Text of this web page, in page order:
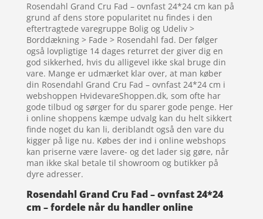
Rosendahl Grand Cru Fad – ovnfast 24*24 cm kan på
grund af dens store popularitet nu findes i den
eftertragtede varegruppe Bolig og Udeliv >
Borddækning > Fade > Rosendahl fad. Der følger
også lovpligtige 14 dages returret der giver dig en
god sikkerhed, hvis du alligevel ikke skal bruge din
vare. Mange er udmærket klar over, at man køber
din Rosendahl Grand Cru Fad – ovnfast 24*24 cm i
webshoppen HvidevareShoppen.dk, som ofte har
gode tilbud og sørger for du sparer gode penge. Her
i online shoppens kæmpe udvalg kan du helt sikkert
finde noget du kan li, deriblandt også den vare du
kigger på lige nu. Købes der ind i online webshops
kan priserne være lavere- og det lader sig gøre, når
man ikke skal betale til showroom og butikker på
dyre adresser.
Rosendahl Grand Cru Fad – ovnfast 24*24
cm – fordele når du handler online